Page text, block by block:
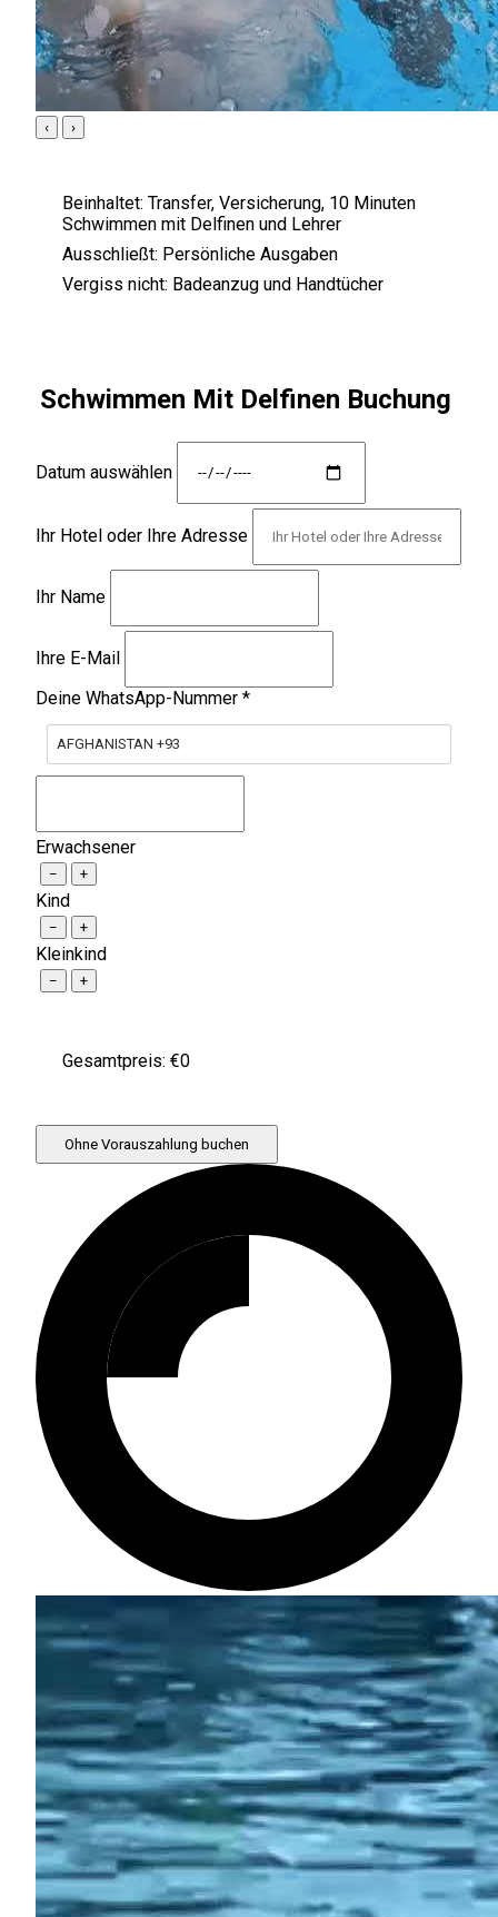
‹ ›
Beinhaltet: Transfer, Versicherung, 10 Minuten
Schwimmen mit Delfinen und Lehrer
Ausschließt: Persönliche Ausgaben
Vergiss nicht: Badeanzug und Handtücher
Schwimmen Mit Delfinen Buchung
Datum auswählen
Ihr Hotel oder Ihre Adresse
Ihr Name
Ihre E-Mail
Deine WhatsApp-Nummer *
AFGHANISTAN +93
Erwachsener
− +
Kind
− +
Kleinkind
− +
Gesamtpreis: €0
Ohne Vorauszahlung buchen